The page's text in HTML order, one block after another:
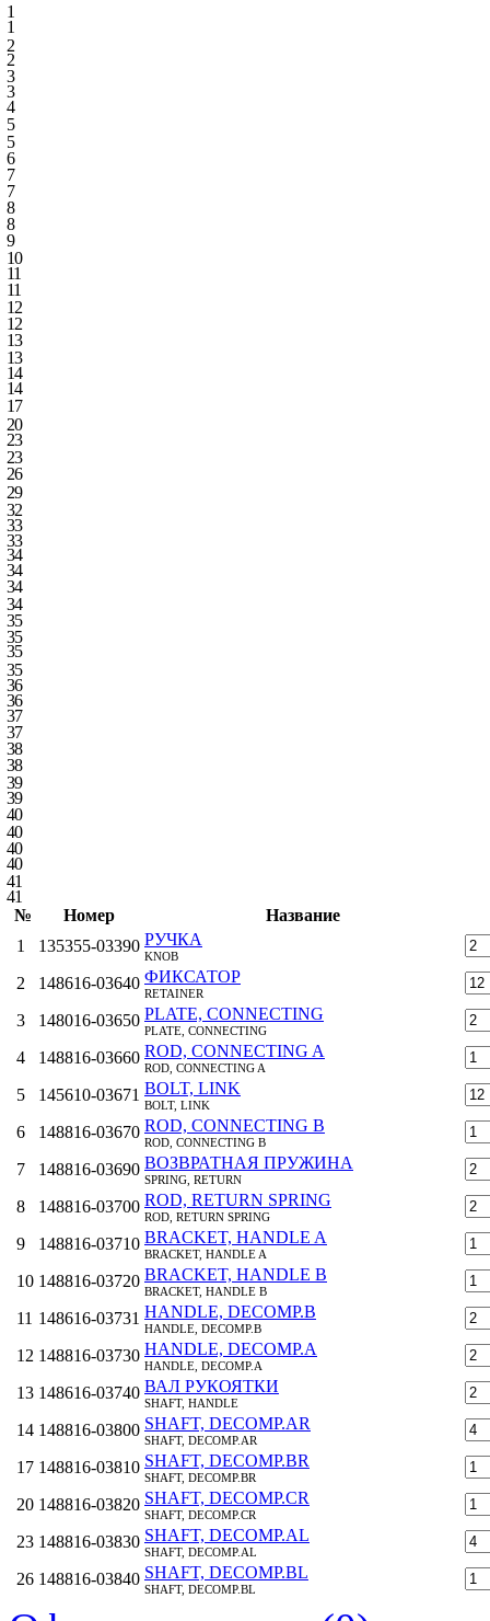
1
1
2
2
3
3
4
5
5
6
7
7
8
8
9
10
11
11
12
12
13
13
14
14
17
20
23
23
26
29
32
33
33
34
34
34
34
35
35
35
35
36
36
37
37
38
38
39
39
40
40
40
40
41
41
№
Номер
Название
1
135355-03390 РУЧКА
KNOB
2 148616-03640 ФИКСАТОР
RETAINER
3 148016-03650 PLATE, CONNECTING
PLATE, CONNECTING
4 148816-03660 ROD, CONNECTING A
ROD, CONNECTING A
5 145610-03671 BOLT, LINK
BOLT, LINK
6 148816-03670 ROD, CONNECTING B
ROD, CONNECTING B
7 148816-03690 ВОЗВРАТНАЯ ПРУЖИНА
SPRING, RETURN
8 148816-03700 ROD, RETURN SPRING
ROD, RETURN SPRING
9 148816-03710 BRACKET, HANDLE A
BRACKET, HANDLE A
10 148816-03720 BRACKET, HANDLE B
BRACKET, HANDLE B
11 148616-03731 HANDLE, DECOMP.B
HANDLE, DECOMP.B
12 148816-03730 HANDLE, DECOMP.A
HANDLE, DECOMP.A
13 148616-03740 ВАЛ РУКОЯТКИ
SHAFT, HANDLE
14 148816-03800 SHAFT, DECOMP.AR
SHAFT, DECOMP.AR
17 148816-03810 SHAFT, DECOMP.BR
SHAFT, DECOMP.BR
20 148816-03820 SHAFT, DECOMP.CR
SHAFT, DECOMP.CR
23 148816-03830 SHAFT, DECOMP.AL
SHAFT, DECOMP.AL
26 148816-03840 SHAFT, DECOMP.BL
SHAFT, DECOMP.BL
29 148816-03850